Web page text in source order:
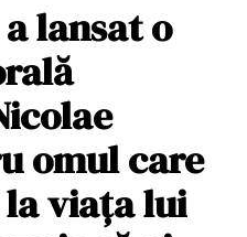
lansat o
omul care
viața lui